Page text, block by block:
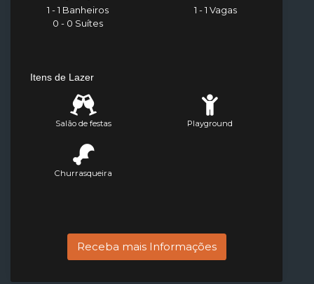
1 - 1 Banheiros
0 - 0 Suítes
1 - 1 Vagas
Itens de Lazer
Salão de festas Playground
Churrasqueira
Receba mais Informações